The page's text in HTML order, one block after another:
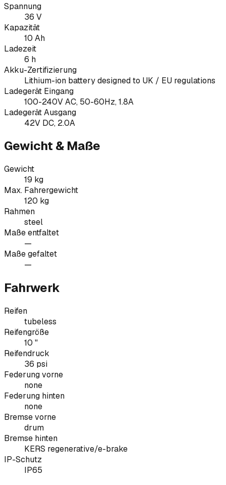
Spannung
36 V
Kapazität
10 Ah
Ladezeit
6 h
Akku-Zertifizierung
Lithium-ion battery designed to UK / EU regulations
Ladegerät Eingang
100-240V AC, 50-60Hz, 1.8A
Ladegerät Ausgang
42V DC, 2.0A
Gewicht & Maße
Gewicht
19 kg
Max. Fahrergewicht
120 kg
Rahmen
steel
Maße entfaltet
—
Maße gefaltet
—
Fahrwerk
Reifen
tubeless
Reifengröße
10 "
Reifendruck
36 psi
Federung vorne
none
Federung hinten
none
Bremse vorne
drum
Bremse hinten
KERS regenerative/e-brake
IP-Schutz
IP65